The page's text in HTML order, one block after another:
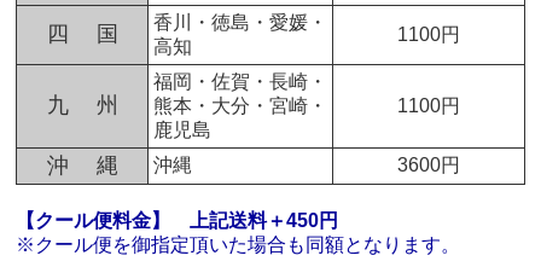
四 国
香川・徳島・愛媛・
高知
1100円
九 州
福岡・佐賀・長崎・
熊本・大分・宮崎・
鹿児島
1100円
沖 縄 沖縄 3600円
【クール便料金】
上記送料＋450円
※クール便を御指定頂いた場合も同額となります。